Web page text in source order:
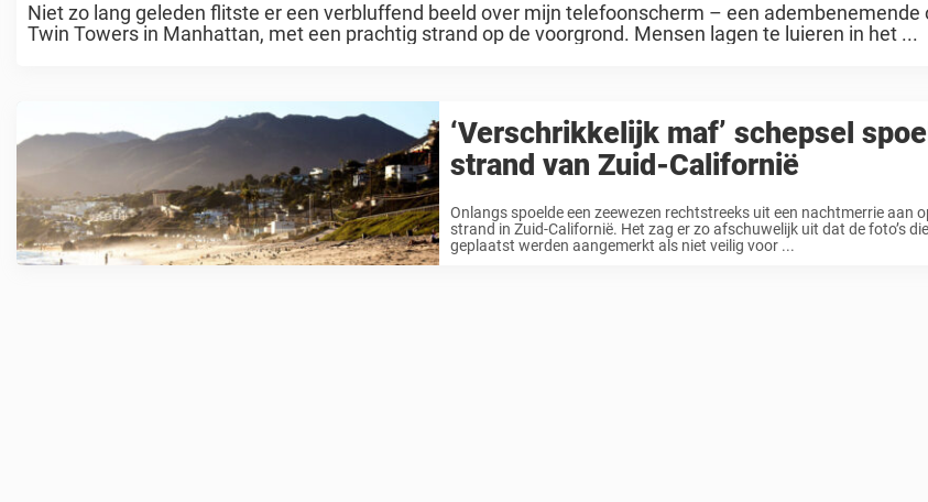
Niet zo lang geleden flitste er een verbluffend beeld over mijn telefoonscherm – een adembenemende
Twin Towers in Manhattan, met een prachtig strand op de voorgrond. Mensen lagen te luieren in het ...
‘Verschrikkelijk maf’ schepsel
strand van Zuid-Californië
Onlangs spoelde een zeewezen rechtstreeks uit een nachtmerrie aan
strand in Zuid-Californië. Het zag er zo afschuwelijk uit dat de foto’s
geplaatst werden aangemerkt als niet veilig voor ...